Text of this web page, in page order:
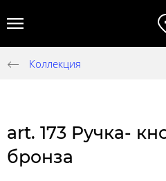
Коллекция
art. 173 Ручка-
бронза